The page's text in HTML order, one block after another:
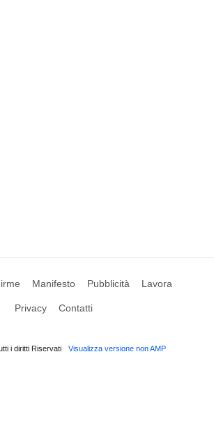
Manifesto Pubblicità Lavora
Privacy Contatti
i diritti Riservati Visualizza versione non AMP